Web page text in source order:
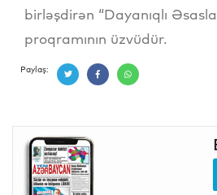
birləşdirən “Dayanıqlı
proqramının üzvüdür.
Paylaş: